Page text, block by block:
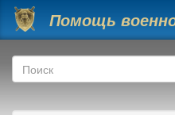
Перейти к основному содержанию
Помощь
Форма поиска
Поиск